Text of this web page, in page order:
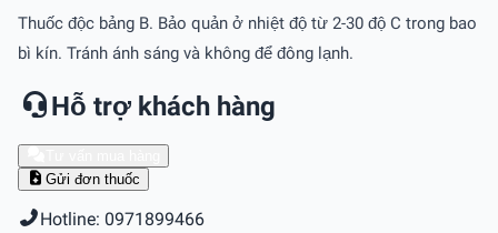
Thuốc độc bảng B. Bảo quản ở nhiệt độ từ 2-30 độ C trong bao
bì kín. Tránh ánh sáng và không để đông lạnh.
Hỗ trợ khách hàng
Gửi đơn thuốc
Hotline: 0971899466